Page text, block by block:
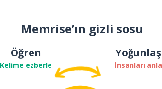
Memrise’ın gizli sosu
Öğren
Kelime ezberle
Yoğunlaş
İnsanları anla